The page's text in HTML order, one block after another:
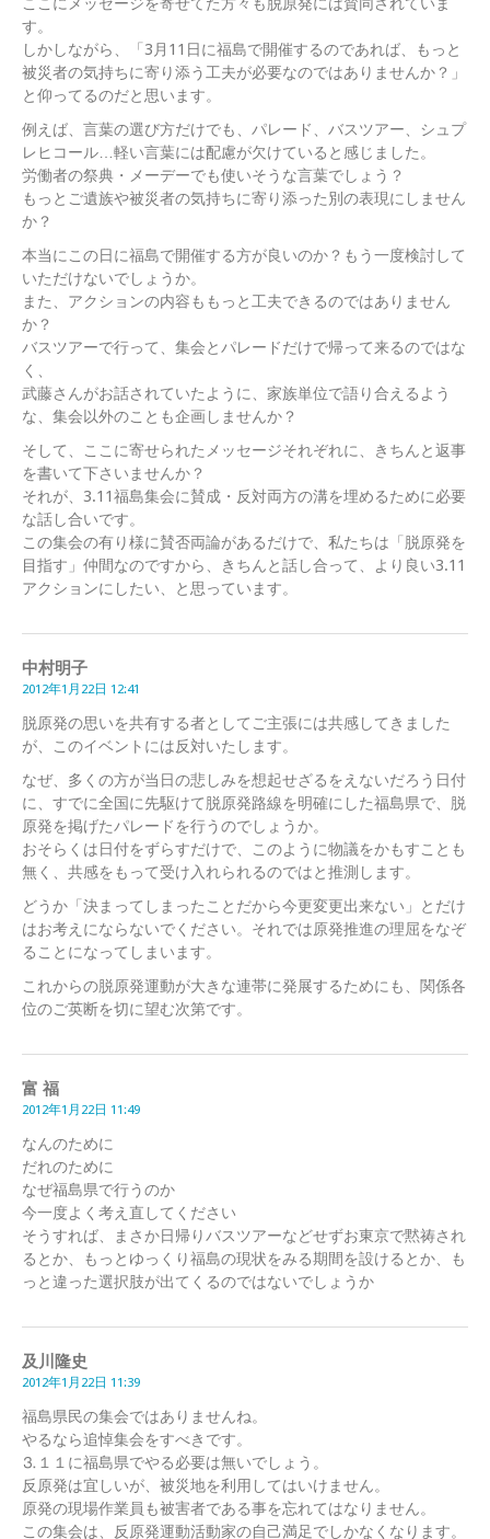
ここにメッセージを寄せてた方々も脱原発には賛同されていま
す。
しかしながら、「3月11日に福島で開催するのであれば、もっと
被災者の気持ちに寄り添う工夫が必要なのではありませんか？」
と仰ってるのだと思います。
例えば、言葉の選び方だけでも、パレード、バスツアー、シュプ
レヒコール…軽い言葉には配慮が欠けていると感じました。
労働者の祭典・メーデーでも使いそうな言葉でしょう？
もっとご遺族や被災者の気持ちに寄り添った別の表現にしません
か？
本当にこの日に福島で開催する方が良いのか？もう一度検討して
いただけないでしょうか。
また、アクションの内容ももっと工夫できるのではありません
か？
バスツアーで行って、集会とパレードだけで帰って来るのではな
く、
武藤さんがお話されていたように、家族単位で語り合えるよう
な、集会以外のことも企画しませんか？
そして、ここに寄せられたメッセージそれぞれに、きちんと返事
を書いて下さいませんか？
それが、3.11福島集会に賛成・反対両方の溝を埋めるために必要
な話し合いです。
この集会の有り様に賛否両論があるだけで、私たちは「脱原発を
目指す」仲間なのですから、きちんと話し合って、より良い3.11
アクションにしたい、と思っています。
中村明子
2012年1月22日 12:41
脱原発の思いを共有する者としてご主張には共感してきました
が、このイベントには反対いたします。
なぜ、多くの方が当日の悲しみを想起せざるをえないだろう日付
に、すでに全国に先駆けて脱原発路線を明確にした福島県で、脱
原発を掲げたパレードを行うのでしょうか。
おそらくは日付をずらすだけで、このように物議をかもすことも
無く、共感をもって受け入れられるのではと推測します。
どうか「決まってしまったことだから今更変更出来ない」とだけ
はお考えにならないでください。それでは原発推進の理屈をなぞ
ることになってしまいます。
これからの脱原発運動が大きな連帯に発展するためにも、関係各
位のご英断を切に望む次第です。
富 福
2012年1月22日 11:49
なんのために
だれのために
なぜ福島県で行うのか
今一度よく考え直してください
そうすれば、まさか日帰りバスツアーなどせずお東京で黙祷され
るとか、もっとゆっくり福島の現状をみる期間を設けるとか、も
っと違った選択肢が出てくるのではないでしょうか
及川隆史
2012年1月22日 11:39
福島県民の集会ではありませんね。
やるなら追悼集会をすべきです。
⒊１１に福島県でやる必要は無いでしょう。
反原発は宜しいが、被災地を利用してはいけません。
原発の現場作業員も被害者である事を忘れてはなりません。
この集会は、反原発運動活動家の自己満足でしかなくなります。